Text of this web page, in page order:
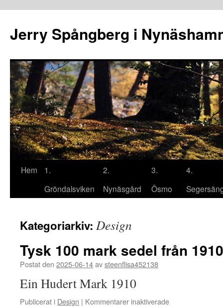
innehåll
Jerry Spångberg i
Hem
1.
Gröndalsviken
2.
Nynäsgård
3.
Ösmo
4.
Kategoriarkiv: Design
Tysk 100 mark sedel från 1910
Postat den 2025-06-14avsteenflisa452138
Ein Hudert Mark 1910
Publicerat i Design | Kommentarer inaktiveradeför